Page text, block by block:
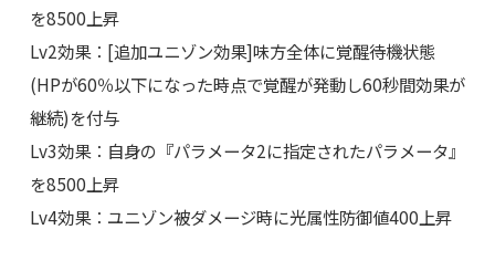
を8500上昇
Lv2効果：[追加ユニゾン効果]味方全体に覚醒待機状態
(HPが60％以下になった時点で覚醒が発動し60秒間効果が
継続)を付与
Lv3効果：自身の『パラメータ2に指定されたパラメータ』
を8500上昇
Lv4効果：ユニゾン被ダメージ時に光属性防御値400上昇